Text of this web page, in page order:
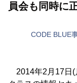
員会も同時に
CODE BLUE
2014年2月17日(